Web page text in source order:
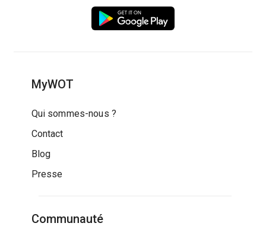
MyWOT
Qui sommes-nous ?
Contact
Blog
Presse
Communauté